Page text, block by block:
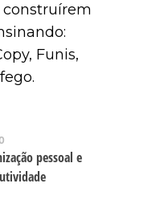
Funis,
pessoal e